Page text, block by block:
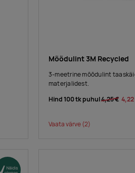
Mõõdulint 3M Recycled
3-meetrine mõõdulint
materjalidest.
Hind 100 tk puhul4,25 €
Vaata värve(2)